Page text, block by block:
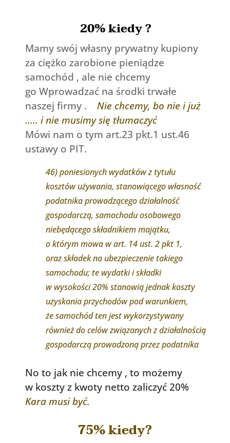
20% kiedy ?
Mamy swój własny prywatny kupiony
za ciężko zarobione pieniądze
samochód , ale nie chcemy
go Wprowadzać na środki trwałe
naszej firmy . Nie chcemy, bo nie i już
….. i nie musimy się tłumaczyć
Mówi nam o tym art.23 pkt.1 ust.46
ustawy o PIT.
46) poniesionych wydatków z tytułu
kosztów używania, stanowiącego własność
podatnika prowadzącego działalność
gospodarczą, samochodu osobowego
niebędącego składnikiem majątku,
o którym mowa w art. 14 ust. 2 pkt 1,
oraz składek na ubezpieczenie takiego
samochodu; te wydatki i składki
w wysokości 20% stanowią jednak koszty
uzyskania przychodów pod warunkiem,
że samochód ten jest wykorzystywany
również do celów związanych z działalnością
gospodarczą prowadzoną przez podatnika
No to jak nie chcemy , to możemy
w koszty z kwoty netto zaliczyć 20%
Kara musi być.
75% kiedy?